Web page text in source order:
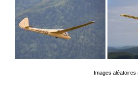
Images aléatoires